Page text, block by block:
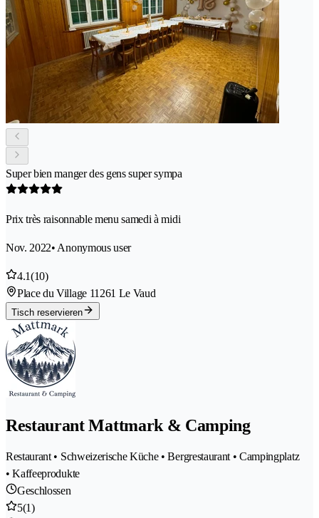
Super bien manger des gens super sympa
Prix très raisonnable menu samedi à midi
Nov. 2022• Anonymous user
4.1(10)
Place du Village 11261 Le Vaud
Tisch reservieren
Restaurant Mattmark & Camping
Restaurant • Schweizerische Küche • Bergrestaurant • Campingplatz
• Kaffeeprodukte
Geschlossen
5(1)